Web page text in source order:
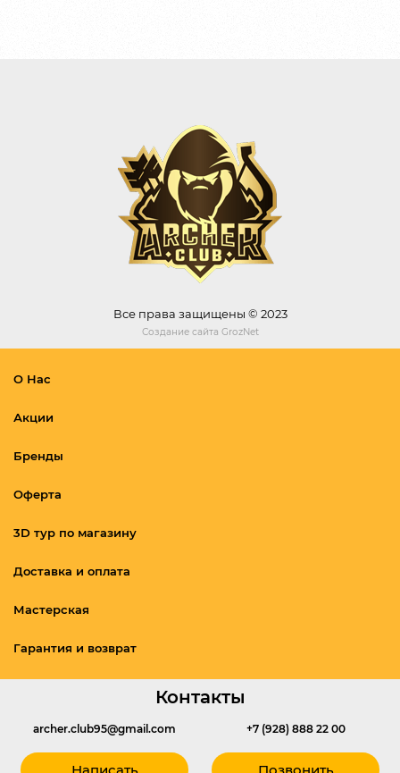
Все права защищены © 2023
Создание сайта GrozNet
О Нас
Акции
Бренды
Оферта
3D тур по магазину
Доставка и оплата
Мастерская
Гарантия и возврат
Контакты
archer.club95@gmail.com +7 (928) 888 22 00